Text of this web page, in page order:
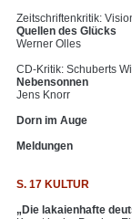
Zeitschriftenkritik:
Quellen des Glücks
Werner Olles
CD-Kritik: Schuberts
Nebensonnen
Jens Knorr
Dorn im Auge
Meldungen
S. 17 KULTUR
„Die lakaienhafte